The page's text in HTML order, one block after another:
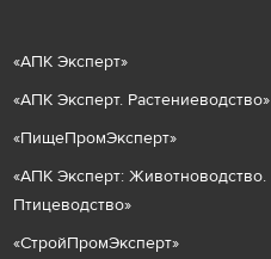
«АПК Эксперт»
«АПК Эксперт. Растениеводство»
«ПищеПромЭксперт»
«АПК Эксперт: Животноводство.
Птицеводство»
«СтройПромЭксперт»